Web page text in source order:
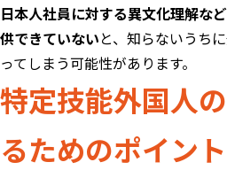
日本人社員に対する異文化理解な
供できていない と、知らないうち
ってしまう可能性があります。
特定技能外国人
るためのポイント